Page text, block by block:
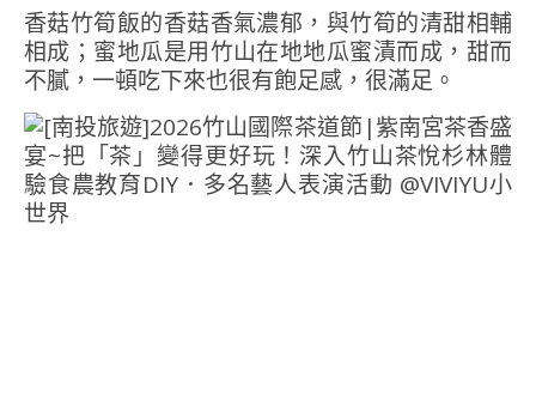
香菇竹筍飯的香菇香氣濃郁，與竹筍的清甜相輔
相成；蜜地瓜是用竹山在地地瓜蜜漬而成，甜而
不膩，一頓吃下來也很有飽足感，很滿足。